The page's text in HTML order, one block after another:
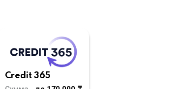
Credit 365